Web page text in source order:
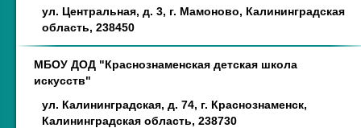
ул. Центральная, д. 3, г. Мамоново, Калининградская
область, 238450
МБОУ ДОД "Краснознаменская детская школа
искусств"
ул. Калининградская, д. 74, г. Краснознаменск,
Калининградская область, 238730